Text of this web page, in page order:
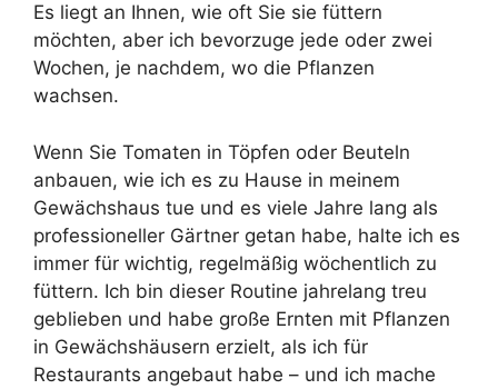
Es liegt an Ihnen, wie oft Sie sie füttern
möchten, aber ich bevorzuge jede oder zwei
Wochen, je nachdem, wo die Pflanzen
wachsen.
Wenn Sie Tomaten in Töpfen oder Beuteln
anbauen, wie ich es zu Hause in meinem
Gewächshaus tue und es viele Jahre lang als
professioneller Gärtner getan habe, halte ich es
immer für wichtig, regelmäßig wöchentlich zu
füttern. Ich bin dieser Routine jahrelang treu
geblieben und habe große Ernten mit Pflanzen
in Gewächshäusern erzielt, als ich für
Restaurants angebaut habe – und ich mache